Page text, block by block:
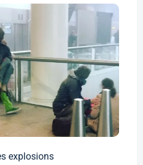
explosions